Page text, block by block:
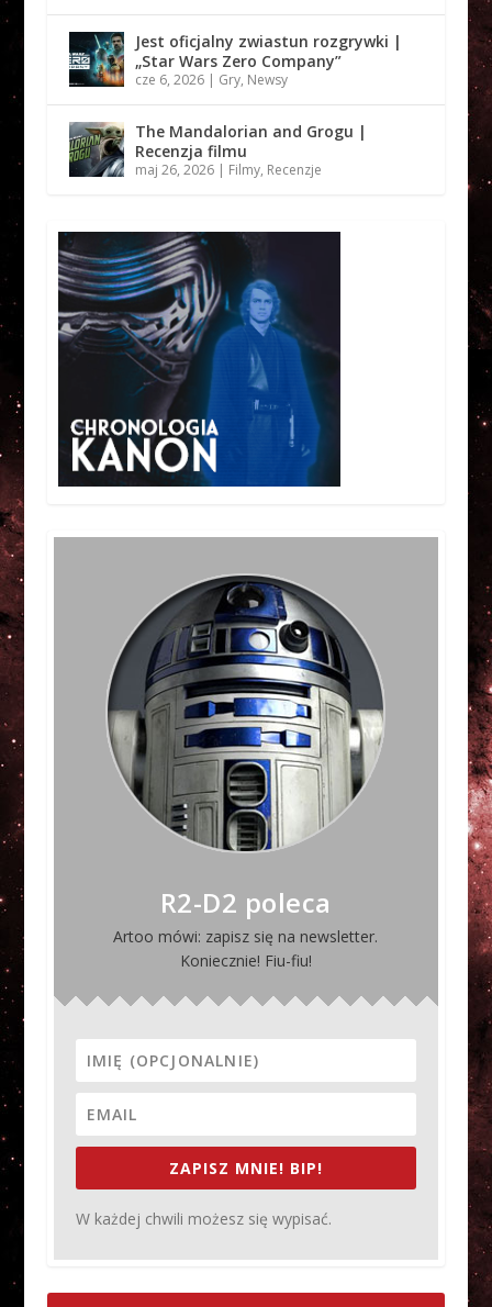
Jest oficjalny zwiastun rozgrywki |
„Star Wars Zero Company”
cze 6, 2026| Gry, Newsy
The Mandalorian and Grogu |
Recenzja filmu
maj 26, 2026| Filmy, Recenzje
R2-D2 poleca
Artoo mówi: zapisz się na newsletter.
Koniecznie! Fiu-fiu!
ZAPISZ MNIE! BIP!
W każdej chwili możesz się wypisać.